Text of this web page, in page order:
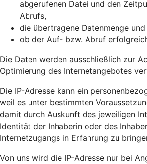
abgerufenen Datei und den
Abrufs,
die übertragene Datenmenge und
ob der Auf- bzw. Abruf
Die Daten werden ausschließlich zur
Optimierung des Internetangebotes
Die IP-Adresse kann ein
weil es unter bestimmten
damit durch Auskunft des jeweiligen
Identität der Inhaberin oder des
Internetzugangs in Erfahrung zu
Von uns wird die IP-Adresse nur bei